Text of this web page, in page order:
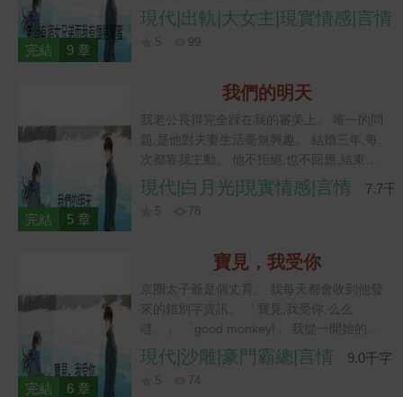
完結 9 章
蝶,別介意,小婷就是這種性格,我小時候答應
過她,她如果來搶婚的話,我要給她面子跟她溜
一圈。」 「儀式先暫停,等我回來再繼續好
線移到我身上。 「兄弟間的小玩笑而已,嫂子
咧咧笑著,眼裡的挑釁和得意根本藏不住。
「怎麼會呢?蝶蝶一向大度,怎麼可能會為這
點小事生氣呢。」 看著兩人眉來眼去的眼神,
我也笑了。 「我當然不會生氣啦,希望你等會
也不要生氣哦。」 話落,禮堂大門被推開,一
現代|出軌|大女主|現實情感|言情
5 99
完結 5 章
我們的明天
我老公長得完全踩在我的審美上。 唯一的問
題,是他對夫妻生活毫無興趣。 結婚三年,每
次都靠我主動。 他不拒絕,也不回應,結束後
還能面無表情地問我明早吃什麼。 今晚我剛
換上新買的睡裙,眼前忽然飄過彈幕。 【女配
又開始倒貼了,男主心裡只有白月光。】 【他
光回國,他會立刻離婚,把她淨身趕出去。】
月才被發現。】 我盯著鏡子裡的自己,慢慢把
睡袍繫緊。 臥室門恰好被推開。 丈夫洗完澡
出來,見我穿得嚴嚴實實,微微皺眉。 「今天
不做了?」 我往旁邊讓了讓。 「沒興趣。」
現代|白月光|現實情感|言情 7.7千
5 78
完結 6 章
寶見，我受你
京圈太子爺是個丈育。 我每天都會收到他發
來的錯別字資訊。 「寶見,我受你,么么
噠。」 「good monkey!」 我從一開始的看
不懂,到後來已經學會了配合。 畢竟他一個月
給我一百萬。 他就是給我發火星文,我都能意
會。 直到某天,他媽突然找上門,遞給我一張
現代|沙雕|豪門霸總|言情 9.0千字
5 74